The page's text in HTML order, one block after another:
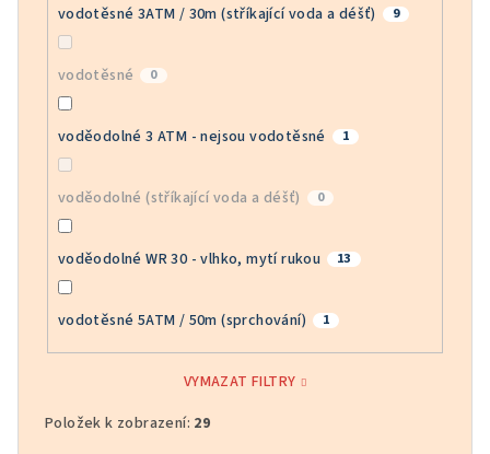
vodotěsné 3ATM / 30m (stříkající voda a déšť) 9
vodotěsné 0
voděodolné 3 ATM - nejsou vodotěsné 1
voděodolné (stříkající voda a déšť) 0
voděodolné WR 30 - vlhko, mytí rukou 13
vodotěsné 5ATM / 50m (sprchování) 1
VYMAZAT FILTRY
Položek k zobrazení: 29